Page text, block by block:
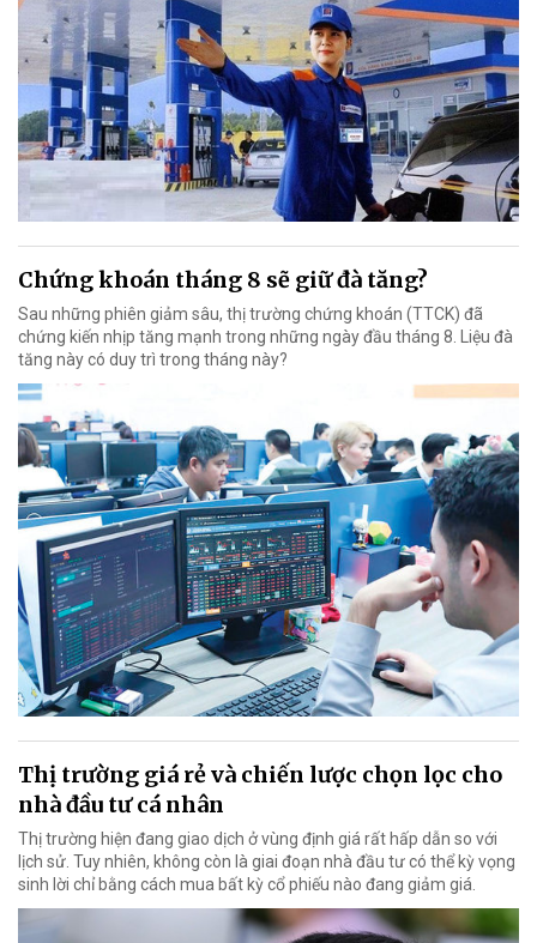
Chứng khoán tháng 8 sẽ giữ đà tăng?
Sau những phiên giảm sâu, thị trường chứng khoán (TTCK) đã
chứng kiến nhịp tăng mạnh trong những ngày đầu tháng 8. Liệu đà
tăng này có duy trì trong tháng này?
Thị trường giá rẻ và chiến lược chọn lọc cho
nhà đầu tư cá nhân
Thị trường hiện đang giao dịch ở vùng định giá rất hấp dẫn so với
lịch sử. Tuy nhiên, không còn là giai đoạn nhà đầu tư có thể kỳ vọng
sinh lời chỉ bằng cách mua bất kỳ cổ phiếu nào đang giảm giá.